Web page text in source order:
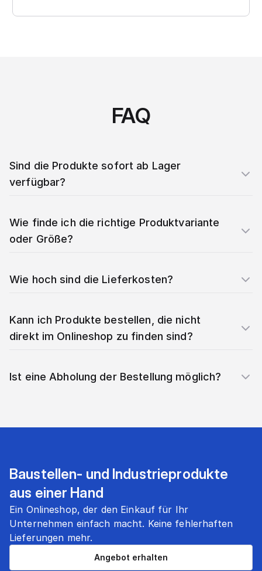
FAQ
Sind die Produkte sofort ab Lager
verfügbar?
Wie finde ich die richtige Produktvariante
oder Größe?
Wie hoch sind die Lieferkosten?
Kann ich Produkte bestellen, die nicht
direkt im Onlineshop zu finden sind?
Ist eine Abholung der Bestellung möglich?
Baustellen- und Industrieprodukte
aus einer Hand
Ein Onlineshop, der den Einkauf für Ihr
Unternehmen einfach macht. Keine fehlerhaften
Lieferungen mehr.
Angebot erhalten